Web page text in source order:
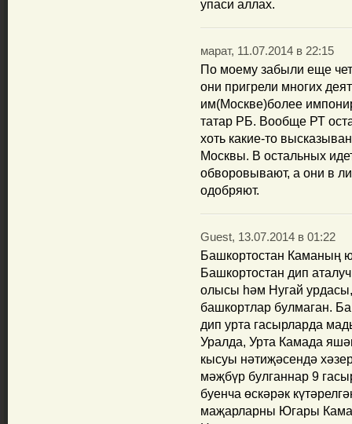
упаси аллах.
марат, 11.07.2014 в 22:15
По моему забыли еще
они пригрели многих
им(Москве)более
татар РБ. Вообще РТ
хоть какие-то
Москвы. В остальных
обворовывают, а они в
одобряют.
Guest, 13.07.2014 в 01:22
Башкортостан Каманың
Башкортостан дип
олысы һәм Нугай
башкортлар булмаган.
дип урта гасырларда
Уралда, Урта Камада
кысуы нәтиҗәсендә
мәҗбүр булганнар 9
буенча өскәрәк
маҗарларны Югары